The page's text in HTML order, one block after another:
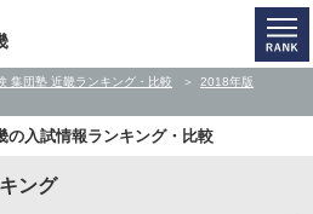
集団塾 近畿ランキング・比較
2018年版
の入試情報ランキング・比較
ング